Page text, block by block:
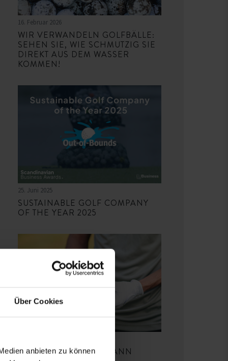
Über Cookies
anbieten zu können
16. Februar 2026
WIR VERWANDELN GOLFBÄLLE:
SEHEN SIE, WIE SCHMUTZIG SIE
DIREKT AUS DEM WASSER
KOMMEN!
25. Juni 2025
SUSTAINABLE GOLF COMPANY
OF THE YEAR 2025
LIEBEN SIE PRO V1? DANN